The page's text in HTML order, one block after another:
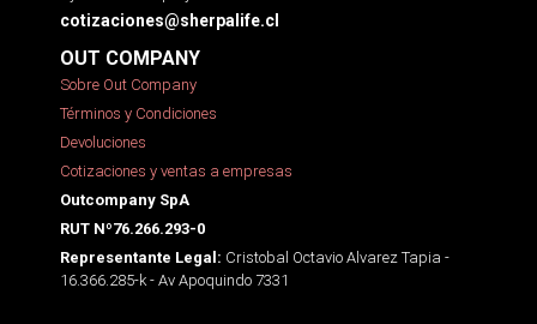
cotizaciones@sherpalife.cl
OUT COMPANY
Sobre Out Company
Términos y Condiciones
Devoluciones
Cotizaciones y ventas a empresas
Outcompany SpA
RUT Nº76.266.293-0
Representante Legal: Cristobal Octavio Alvarez Tapia -
16.366.285-k - Av Apoquindo 7331